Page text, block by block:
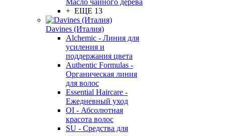
Масло чайного дерева
+ ЕЩЕ 13
Davines (Италия)
Alchemic - Линия для
усиления и
поддержания цвета
Authentic Formulas -
Органическая линия
для волос
Essential Haircare -
Eжедневный уход
OI - Абсолютная
красота волос
SU - Средства для